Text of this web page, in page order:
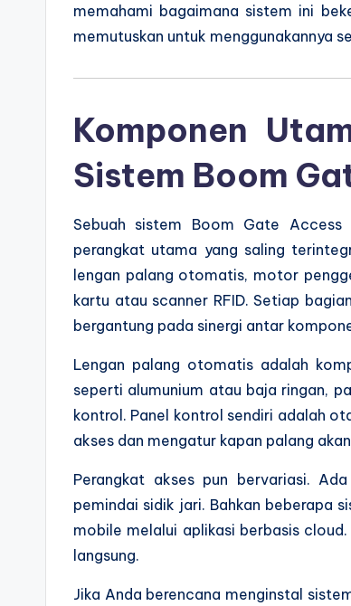
memahami bagaimana sistem ini
memutuskan untuk menggunakannya
Komponen
Sistem Boom
Sebuah sistem Boom Gate
perangkat utama yang saling
lengan palang otomatis, motor
kartu atau scanner RFID. Setiap
bergantung pada sinergi antar
Lengan palang otomatis adalah
seperti alumunium atau baja ringan,
kontrol. Panel kontrol sendiri adalah
akses dan mengatur kapan palang
Perangkat akses pun bervariasi.
pemindai sidik jari. Bahkan beberapa
mobile melalui aplikasi berbasis
langsung.
Jika Anda berencana menginstal